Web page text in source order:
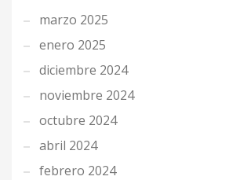
marzo 2025
enero 2025
diciembre 2024
noviembre 2024
octubre 2024
abril 2024
febrero 2024